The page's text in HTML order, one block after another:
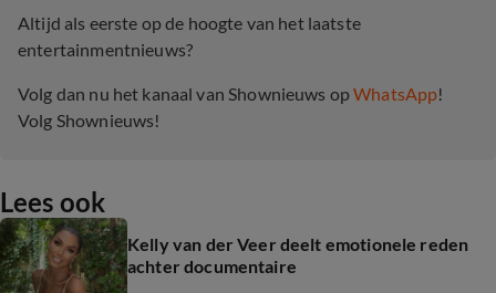
Altijd als eerste op de hoogte van het laatste
entertainmentnieuws?
Volg dan nu het kanaal van Shownieuws opWhatsApp!
Volg Shownieuws!
Lees ook
Kelly van der Veer deelt emotionele reden
achter documentaire